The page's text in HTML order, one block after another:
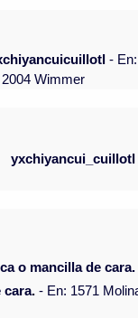
- En:
Wimmer
yxchiyancui_cuillotl
o mancilla de cara.
cara. - En: 1571